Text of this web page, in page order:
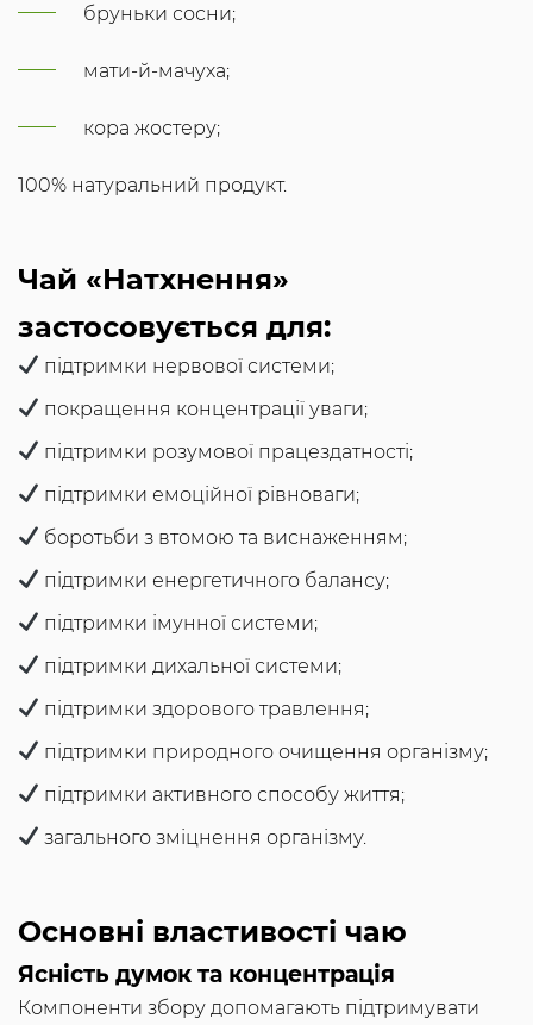
бруньки сосни;
мати-й-мачуха;
кора жостеру;
100% натуральний продукт.
Чай «Натхнення»
застосовується для:
підтримки нервової системи;
покращення концентрації уваги;
підтримки розумової працездатності;
підтримки емоційної рівноваги;
боротьби з втомою та виснаженням;
підтримки енергетичного балансу;
підтримки імунної системи;
підтримки дихальної системи;
підтримки здорового травлення;
підтримки природного очищення організму;
підтримки активного способу життя;
загального зміцнення організму.
Основні властивості чаю
Ясність думок та концентрація
Компоненти збору допомагають підтримувати